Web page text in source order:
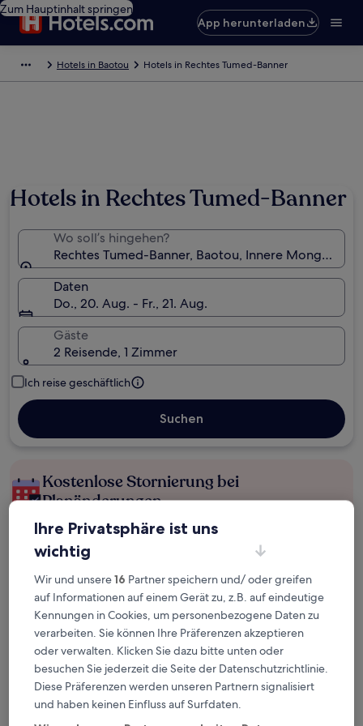
Zum Hauptinhalt springen
App herunterladen
Hotels in Baotou Hotels in Rechtes Tumed-Banner
Hotels in Rechtes Tumed-Banner
Wo soll’s hingehen?
Rechtes Tumed-Banner, Baotou, Innere Mongolei,
Daten
Do., 20. Aug. - Fr., 21. Aug.
Gäste
2 Reisende, 1 Zimmer
Ich reise geschäftlich
Suchen
Kostenlose Stornierung bei
Planänderungen
Verdiene Prämien für jede
wahrgenommene Übernachtung
Mehr sparen mit Preisen für Mitglieder
Überprüfe die Preise für diese Daten
Heute
Ihre Privatsphäre ist uns
wichtig
Wir und unsere16 Partner speichern und/ oder greifen
auf Informationen auf einem Gerät zu, z.B. auf eindeutige
Kennungen in Cookies, um personenbezogene Daten zu
verarbeiten. Sie können Ihre Präferenzen akzeptieren
oder verwalten. Klicken Sie dazu bitte unten oder
besuchen Sie jederzeit die Seite der Datenschutzrichtlinie.
Diese Präferenzen werden unseren Partnern signalisiert
und haben keinen Einfluss auf Surfdaten.